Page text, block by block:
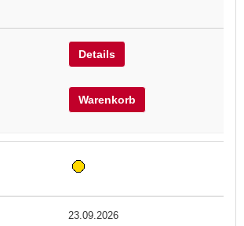
Details
Warenkorb
23.09.2026